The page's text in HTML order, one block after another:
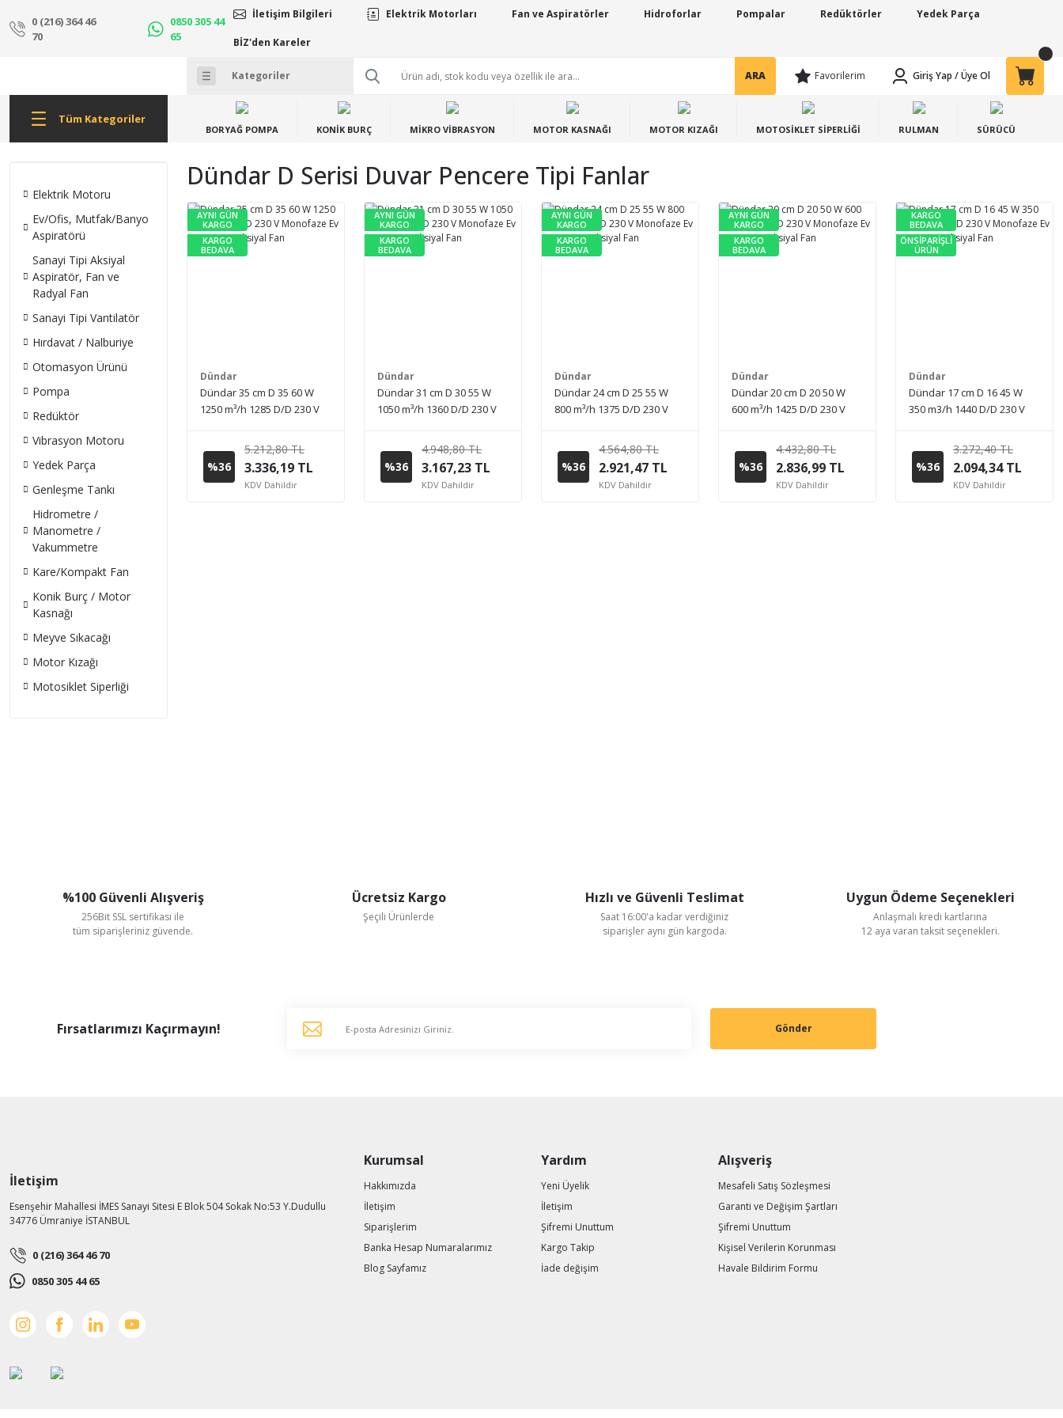
0 (216) 364 46
70
0850 305 44
65
İletişim Bilgileri Elektrik Motorları Fan ve Aspiratörler Hidroforlar Pompalar Redüktörler Yedek Parça
BİZ'den Kareler
ARA Favorilerim Giriş Yap /Üye Ol
Tüm Kategoriler
BORYAĞ POMPA KONİK BURÇ MİKRO VİBRASYON MOTOR KASNAĞI MOTOR KIZAĞI MOTOSİKLET SİPERLİĞİ RULMAN SÜRÜCÜ
Elektrik Motoru
Ev/Ofis, Mutfak/Banyo
Aspiratörü
Sanayi Tipi Aksiyal
Aspiratör, Fan ve
Radyal Fan
Sanayi Tipi Vantilatör
Hırdavat / Nalburiye
Otomasyon Ürünü
Pompa
Redüktör
Vibrasyon Motoru
Yedek Parça
Genleşme Tankı
Hidrometre /
Manometre /
Vakummetre
Kare/Kompakt Fan
Konik Burç / Motor
Kasnağı
Meyve Sıkacağı
Motor Kızağı
Motosiklet Siperliği
Dündar D Serisi Duvar Pencere Tipi Fanlar
AYNI GÜN
KARGO
KARGO
BEDAVA
Dündar
Dündar 35 cm D 35 60 W
1250 m³/h 1285 D/D 230 V
Aksiyal Fan
%36
5.212,80 TL
3.336,19 TL
KDV Dahildir
AYNI GÜN
KARGO
KARGO
BEDAVA
Dündar
Dündar 31 cm D 30 55 W
1050 m³/h 1360 D/D 230 V
Aksiyal Fan
%36
4.948,80 TL
3.167,23 TL
KDV Dahildir
AYNI GÜN
KARGO
KARGO
BEDAVA
Dündar
Dündar 24 cm D 25 55 W
800 m³/h 1375 D/D 230 V
Aksiyal Fan
%36
4.564,80 TL
2.921,47 TL
KDV Dahildir
AYNI GÜN
KARGO
KARGO
BEDAVA
Dündar
Dündar 20 cm D 20 50 W
600 m³/h 1425 D/D 230 V
Aksiyal Fan
%36
4.432,80 TL
2.836,99 TL
KDV Dahildir
KARGO
BEDAVA
ÖNSİPARİŞLİ
ÜRÜN
Dündar
Dündar 17 cm D 16 45 W
350 m3/h 1440 D/D 230 V
Aksiyal Fan
%36
3.272,40 TL
2.094,34 TL
KDV Dahildir
%100 Güvenli Alışveriş
256Bit SSL sertifikası ile
tüm siparişleriniz güvende.
Ücretsiz Kargo
Şeçili Ürünlerde
Hızlı ve Güvenli Teslimat
Saat 16:00'a kadar verdiğiniz
siparişler aynı gün kargoda.
Uygun Ödeme Seçenekleri
Anlaşmalı kredi kartlarına
12 aya varan taksit seçenekleri.
Fırsatlarımızı Kaçırmayın! Gönder
İletişim
Esenşehir Mahallesi İMES Sanayi Sitesi E Blok 504 Sokak No:53 Y.Dudullu
34776 Ümraniye İSTANBUL
0 (216) 364 46 70
0850 305 44 65
Kurumsal
Hakkımızda
İletişim
Siparişlerim
Banka Hesap Numaralarımız
Blog Sayfamız
Yardım
Yeni Üyelik
İletişim
Şifremi Unuttum
Kargo Takip
İade değişim
Alışveriş
Mesafeli Satış Sözleşmesi
Garanti ve Değişim Şartları
Şifremi Unuttum
Kişisel Verilerin Korunması
Havale Bildirim Formu